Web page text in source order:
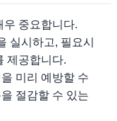
우 중요합니다.
실시하고, 필요시
제공합니다.
미리 예방할 수
절감할 수 있는